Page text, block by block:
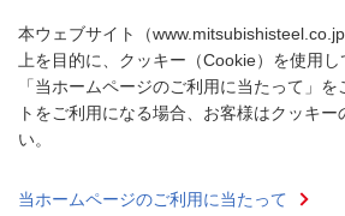
本ウェブサイト（
上を目的に、クッキー（Cookie）を使用
「当ホームページのご利用に当たって」
トをご利用になる場合、お客様はクッキー
い。
当ホームページのご利用に当たって